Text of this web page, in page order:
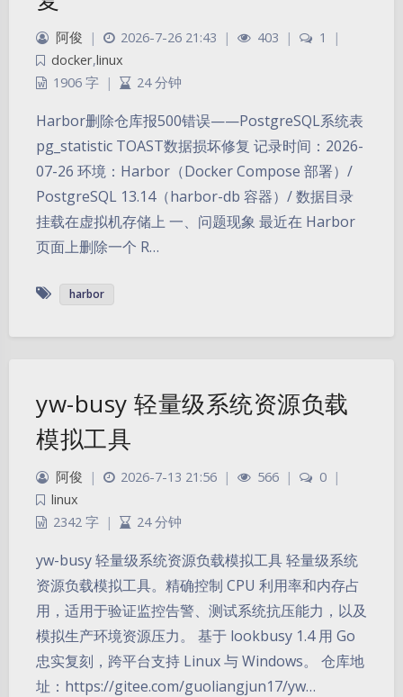
阿俊 | 2026-7-26 21:43 | 403 | 1
|
docker,linux
1906 字 | 24 分钟
Harbor删除仓库报500错误——PostgreSQL系统表
pg_statistic TOAST数据损坏修复 记录时间：2026-
07-26 环境：Harbor（Docker Compose 部署）/
PostgreSQL 13.14（harbor-db 容器）/ 数据目录
挂载在虚拟机存储上 一、问题现象 最近在 Harbor
页面上删除一个 R…
harbor
yw-busy 轻量级系统资源负载
模拟工具
阿俊 | 2026-7-13 21:56 | 566 | 0 |
linux
2342 字 | 24 分钟
yw-busy 轻量级系统资源负载模拟工具 轻量级系统
资源负载模拟工具。精确控制 CPU 利用率和内存占
用，适用于验证监控告警、测试系统抗压能力，以及
模拟生产环境资源压力。 基于 lookbusy 1.4 用 Go
忠实复刻，跨平台支持 Linux 与 Windows。 仓库地
址：https://gitee.com/guoliangjun17/yw…